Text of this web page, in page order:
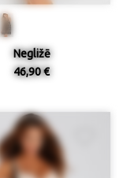
Negližē
46,90 €